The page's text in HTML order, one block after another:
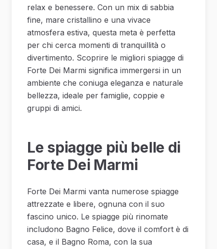
relax e benessere. Con un mix di sabbia
fine, mare cristallino e una vivace
atmosfera estiva, questa meta è perfetta
per chi cerca momenti di tranquillità o
divertimento. Scoprire le migliori spiagge di
Forte Dei Marmi significa immergersi in un
ambiente che coniuga eleganza e naturale
bellezza, ideale per famiglie, coppie e
gruppi di amici.
Le spiagge più belle di
Forte Dei Marmi
Forte Dei Marmi vanta numerose spiagge
attrezzate e libere, ognuna con il suo
fascino unico. Le spiagge più rinomate
includono Bagno Felice, dove il comfort è di
casa, e il Bagno Roma, con la sua